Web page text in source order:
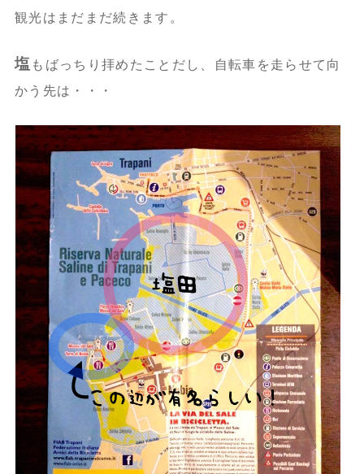
観光はまだまだ続きます。
塩 もばっちり拝めたことだし、自転車を走らせて向
かう先は・・・